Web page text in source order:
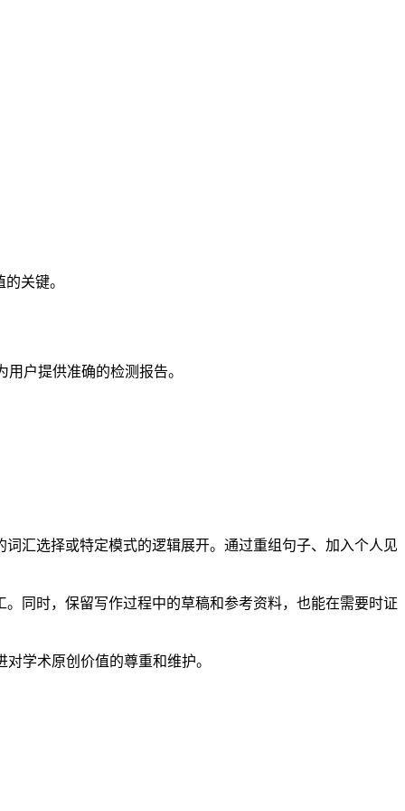
关键。
户提供准确的检测报告。
汇选择或特定模式的逻辑展开。通过重组句子、加入个人见
同时，保留写作过程中的草稿和参考资料，也能在需要时证
学术原创价值的尊重和维护。